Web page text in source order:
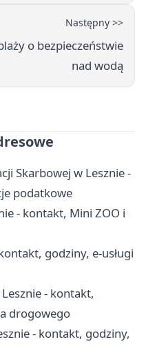
Następny >>
o bezpieczeństwie
nad wodą
Skarbowej w Lesznie -
podatkowe
- kontakt, Mini ZOO i
godziny, e-usługi
- kontakt,
drogowego
- kontakt, godziny,